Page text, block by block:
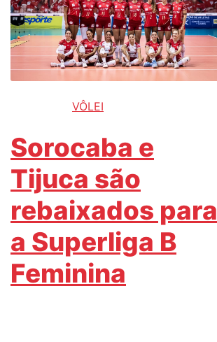
VÔLEI
Sorocaba e
Tijuca são
rebaixados para
a Superliga B
Feminina